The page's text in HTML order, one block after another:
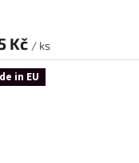
Kč / ks
in EU